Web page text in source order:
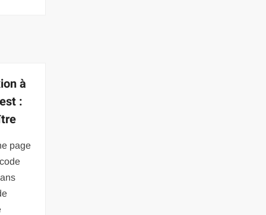
à
:
page